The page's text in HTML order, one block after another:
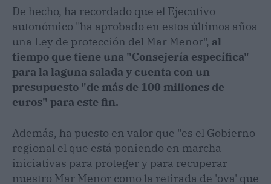
De hecho, ha recordado que el Ejecutivo
autonómico "ha aprobado en estos últimos años
una Ley de protección del Mar Menor", al
tiempo que tiene una "Consejería específica"
para la laguna salada y cuenta con un
presupuesto "de más de 100 millones de
euros" para este fin.
Además, ha puesto en valor que "es el Gobierno
regional el que está poniendo en marcha
iniciativas para proteger y para recuperar
nuestro Mar Menor como la retirada de 'ova' que